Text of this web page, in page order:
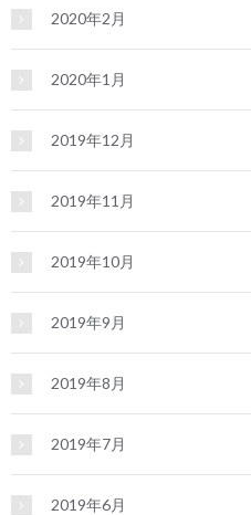
2020年2月
2020年1月
2019年12月
2019年11月
2019年10月
2019年9月
2019年8月
2019年7月
2019年6月